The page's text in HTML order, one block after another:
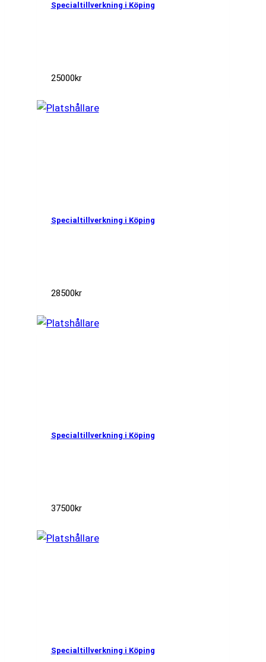
Specialtillverkning i Köping
25000kr
Specialtillverkning i Köping
28500kr
Specialtillverkning i Köping
37500kr
Specialtillverkning i Köping